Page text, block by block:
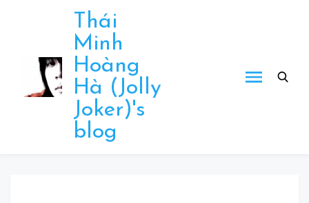
Thái
Minh
Hoàng
Hà (Jolly
Joker)'s
blog